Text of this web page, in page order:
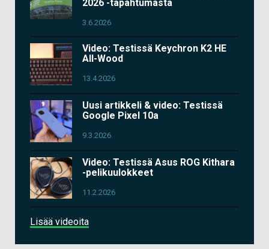
2026 -tapahtumasta
3.6.2026
Video: Testissä Keychron K2 HE
All-Wood
13.4.2026
Uusi artikkeli & video: Testissä
Google Pixel 10a
9.3.2026
Video: Testissä Asus ROG Kithara
-pelikuulokkeet
11.2.2026
Lisää videoita